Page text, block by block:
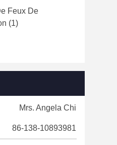
Feux De
(1)
Mrs. Angela Chi
86-138-10893981